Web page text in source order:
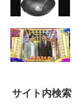
サイト内検索